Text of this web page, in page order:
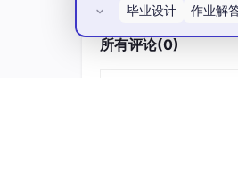
构建方案（解决方案
服力的论证过程。
键所在。
所有评论(0)
毕业设计 作业解